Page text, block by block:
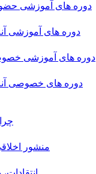
دوره های آموزشی
دوره های آموزشی
دوره های آموزشی
دوره های خصوصی
منشور